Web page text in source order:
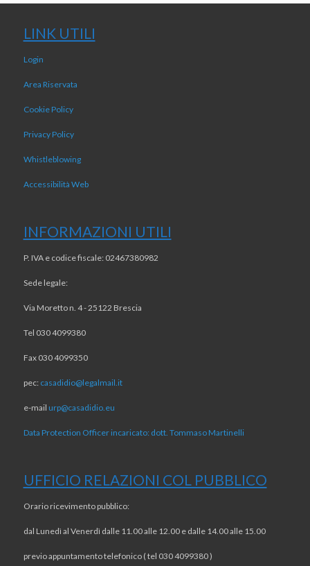
LINK UTILI
Login
Area Riservata
Cookie Policy
Privacy Policy
Whistleblowing
Accessibilità Web
INFORMAZIONI UTILI
P. IVA e codice fiscale: 02467380982
Sede legale:
Via Moretto n. 4 - 25122 Brescia
Tel 030 4099380
Fax 030 4099350
pec: casadidio@legalmail.it
e-mail urp@casadidio.eu
Data Protection Officer incaricato: dott. Tommaso Martinelli
UFFICIO RELAZIONI COL PUBBLICO
Orario ricevimento pubblico:
dal Lunedì al Venerdì dalle 11.00 alle 12.00 e dalle 14.00 alle 15.00
previo appuntamento telefonico ( tel 030 4099380 )